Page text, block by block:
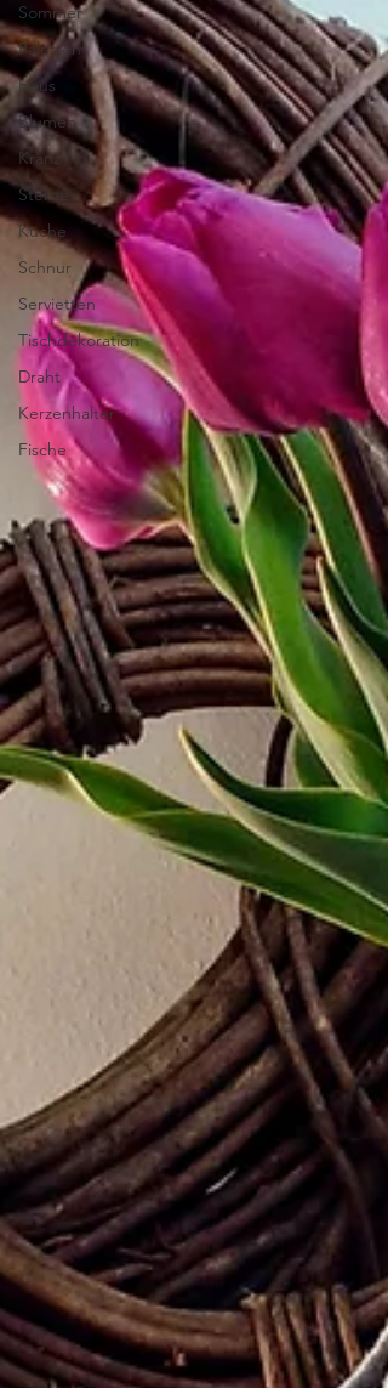
Sommer
Paletten
Haus
Blumen
Kranz
Sterne
Küche
Schnur
Servietten
Tischdekoration
Draht
Kerzenhalter
Fische